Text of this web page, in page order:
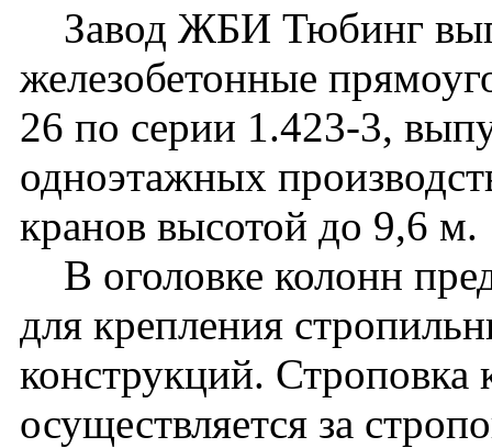
Завод ЖБИ Тюбинг
железобетонные
26 по серии 1.423-3,
одноэтажных
кранов высотой до 9,6 м.
В оголовке колонн
для крепления
конструкций. Строповка
осуществляется за